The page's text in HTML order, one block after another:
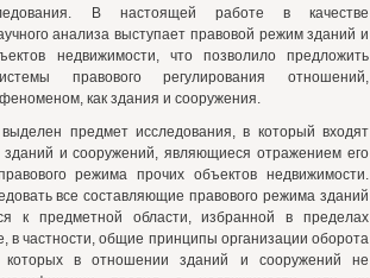
В настоящей работе в качестве
анализа выступает правовой режим зданий и
недвижимости, что позволило предложить
правового регулирования отношений,
как здания и сооружения.
предмет исследования, в который входят
и сооружений, являющиеся отражением его
режима прочих объектов недвижимости.
все составляющие правового режима зданий
к предметной области, избранной в пределах
в частности, общие принципы организации оборота
которых в отношении зданий и сооружений не